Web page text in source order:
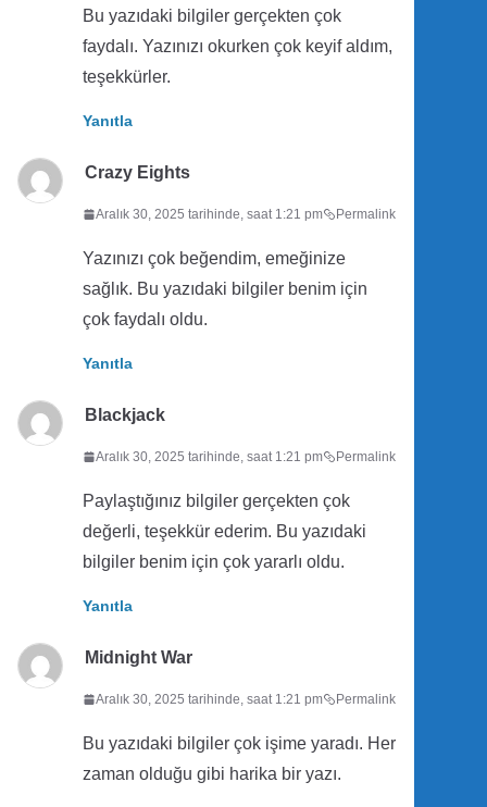
Bu yazıdaki bilgiler gerçekten çok
faydalı. Yazınızı okurken çok keyif aldım,
teşekkürler.
Yanıtla
Crazy Eights
Aralık 30, 2025 tarihinde, saat 1:21 pm Permalink
Yazınızı çok beğendim, emeğinize
sağlık. Bu yazıdaki bilgiler benim için
çok faydalı oldu.
Yanıtla
Blackjack
Aralık 30, 2025 tarihinde, saat 1:21 pm Permalink
Paylaştığınız bilgiler gerçekten çok
değerli, teşekkür ederim. Bu yazıdaki
bilgiler benim için çok yararlı oldu.
Yanıtla
Midnight War
Aralık 30, 2025 tarihinde, saat 1:21 pm Permalink
Bu yazıdaki bilgiler çok işime yaradı. Her
zaman olduğu gibi harika bir yazı.